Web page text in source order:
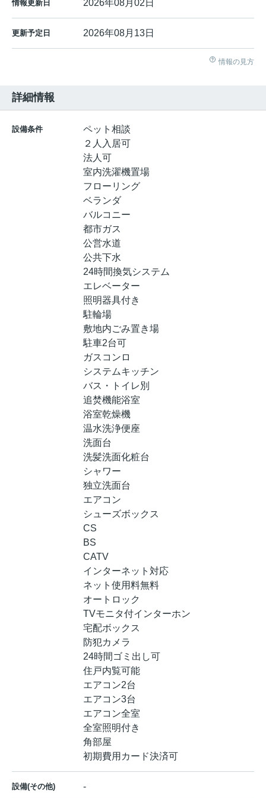
情報更新日 2026年08月02日
更新予定日 2026年08月13日
情報の見方
詳細情報
設備条件
ペット相談
２人入居可
法人可
室内洗濯機置場
フローリング
ベランダ
バルコニー
都市ガス
公営水道
公共下水
24時間換気システム
エレベーター
照明器具付き
駐輪場
敷地内ごみ置き場
駐車2台可
ガスコンロ
システムキッチン
バス・トイレ別
追焚機能浴室
浴室乾燥機
温水洗浄便座
洗面台
洗髪洗面化粧台
シャワー
独立洗面台
エアコン
シューズボックス
CS
BS
CATV
インターネット対応
ネット使用料無料
オートロック
TVモニタ付インターホン
宅配ボックス
防犯カメラ
24時間ゴミ出し可
住戸内覧可能
エアコン2台
エアコン3台
エアコン全室
全室照明付き
角部屋
初期費用カード決済可
設備(その他) -